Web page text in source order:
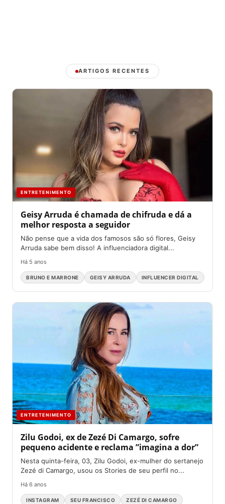
ARTIGOS RECENTES
ENTRETENIMENTO
Geisy Arruda é chamada de chifruda e dá a
melhor resposta a seguidor
Não pense que a vida dos famosos são só flores, Geisy
Arruda sabe bem disso! A influenciadora digital...
Há 5 anos
BRUNO E MARRONE GEISY ARRUDA INFLUENCER DIGITAL
ENTRETENIMENTO
Zilu Godoi, ex de Zezé Di Camargo, sofre
pequeno acidente e reclama ”imagina a dor”
Nesta quinta-feira, 03, Zilu Godoi, ex-mulher do sertanejo
Zezé di Camargo, usou os Stories de seu perfil no...
Há 6 anos
INSTAGRAM SEU FRANCISCO ZEZÉ DI CAMARGO